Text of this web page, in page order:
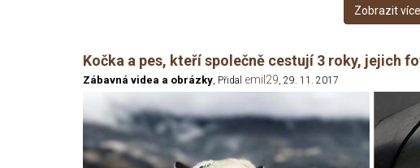
Zobrazit více
Kočka a pes, kteří společně cestují 3 roky, jejich
Zábavná videa a obrázky, Přidal emil29, 29. 11. 2017